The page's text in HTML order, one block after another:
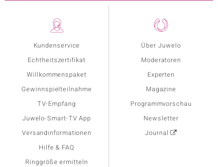
Kundenservice
Echtheitszertifikat
Willkommenspaket
Gewinnspielteilnahme
TV-Empfang
Juwelo-Smart-TV App
Versandinformationen
Hilfe & FAQ
Ringgröße ermitteln
Über Juwelo
Moderatoren
Experten
Magazine
Programmvorschau
Newsletter
Journal